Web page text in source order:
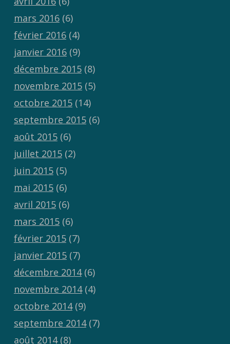
mars 2016(6)
février 2016(4)
janvier 2016(9)
décembre 2015(8)
novembre 2015(5)
octobre 2015(14)
septembre 2015(6)
août 2015(6)
juillet 2015(2)
juin 2015(5)
mai 2015(6)
avril 2015(6)
mars 2015(6)
février 2015(7)
janvier 2015(7)
décembre 2014(6)
novembre 2014(4)
octobre 2014(9)
septembre 2014(7)
août 2014(8)